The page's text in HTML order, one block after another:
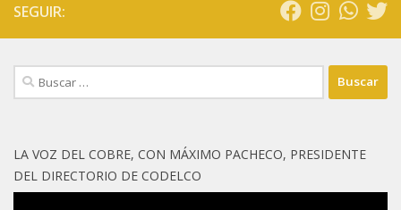
SEGUIR:
Buscar:
LA VOZ DEL COBRE, CON MÁXIMO PACHECO, PRESIDENTE
DEL DIRECTORIO DE CODELCO